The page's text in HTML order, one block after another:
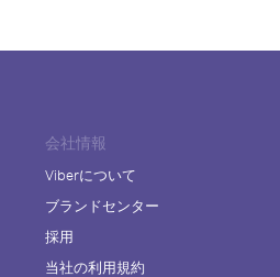
会社情報
Viberについて
ブランドセンター
採用
当社の利用規約